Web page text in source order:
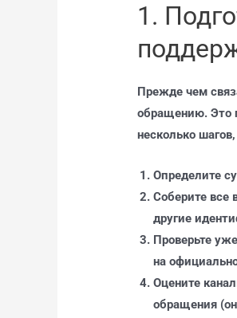
1.
Прежде чем
обращению. Это
несколько
Определите
Соберите все
другие
Проверьте
на
Оцените
обращения